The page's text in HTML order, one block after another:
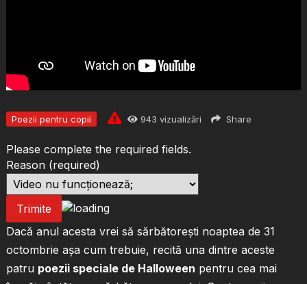
Poezii pentru copii 943 vizualizări Share
Please complete the required fields.
Reason (required)
Trimite
Dacă anul acesta vrei să sărbătorești noaptea de 31
octombrie așa cum trebuie, recită una dintre aceste
patru poezii speciale de Halloween pentru cea mai